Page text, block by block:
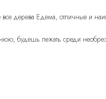
дерева Едема, отличные и
будешь лежать среди